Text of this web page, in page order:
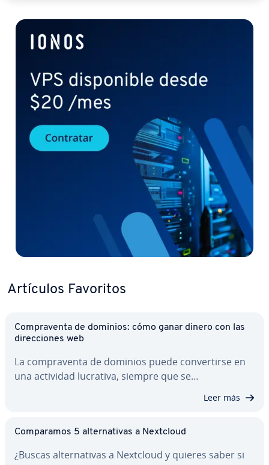
Artículos Favoritos
Co­m­pra­ve­n­ta de dominios: cómo ganar dinero con las
di­re­c­cio­nes web
La co­m­pra­ve­n­ta de dominios puede co­n­ve­r­ti­r­se en
una actividad lucrativa, siempre que se…
Leer más
Co­m­pa­ra­mos 5 al­te­r­na­ti­vas a Nextcloud
¿Buscas al­te­r­na­ti­vas a Nextcloud y quieres saber si